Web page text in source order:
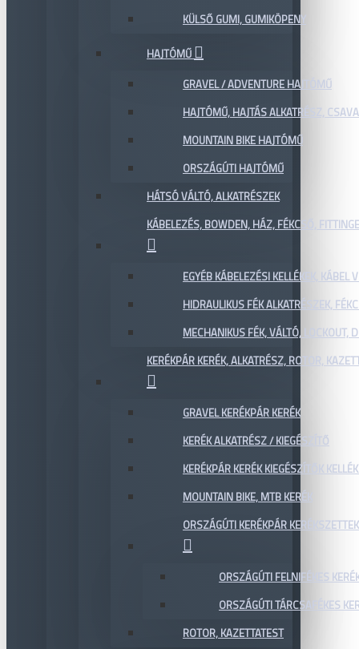
KÜLSŐ GUMI, GUMIKÖPENY
HAJTÓMŰ
GRAVEL / ADVENTURE HAJTÓMŰ
HAJTÓMŰ, HAJTÁS ALKATRÉSZ,
MOUNTAIN BIKE HAJTÓMŰ
ORSZÁGÚTI HAJTÓMŰ
HÁTSÓ VÁLTÓ, ALKATRÉSZEK
KÁBELEZÉS, BOWDEN, HÁZ, FÉKCSŐ,
EGYÉB KÁBELEZÉSI KELLÉKEK,
HIDRAULIKUS FÉK ALKATRÉSZEK,
MECHANIKUS FÉK, VÁLTÓ, LOCKOUT,
KERÉKPÁR KERÉK, ALKATRÉSZ, ROTOR,
GRAVEL KERÉKPÁR KERÉK
KERÉK ALKATRÉSZ / KIEGÉSZÍTŐ
KERÉKPÁR KERÉK KIEGÉSZÍTŐK
MOUNTAIN BIKE, MTB KERÉK
ORSZÁGÚTI KERÉKPÁR KERÉKSZETTEK
ORSZÁGÚTI FELNIFÉKES
ORSZÁGÚTI TÁRCSAFÉKES
ROTOR, KAZETTATEST